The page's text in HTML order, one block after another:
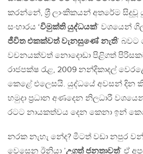
කරන්නේ, ශ‍්‍රී ලාංකිකයන් අතරේම සිදුවූ
සංහාරය ‘විමුක්ති යුද්ධයක්’ වශයෙන්
ජීවිත එකක්වත් වැනසුණේ නැති’ බවට
වචනයක්වත් නොදොඩා පිළිගත්
රාජපක්ෂ රැළ, 2009 නන්දිකාදල්
කෙළේ එලෙසයි. යුද්ධයේ අවසන් දින
හමුදා ප‍්‍රධාන අණදෙන නිලධාරී
රටට නායකත්වය දෙන කෙනා ඉන්
නරක නැහැ නේද? මීටත් වඩා නපුර
වෙසෙන ඊනියා ’උගත් ජනතාවත්’ ඒ